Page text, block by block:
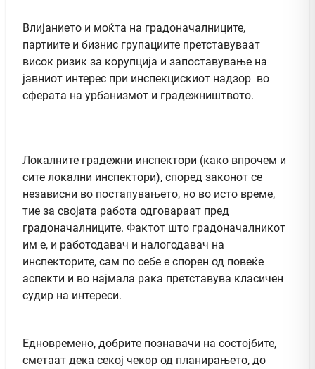
Влијанието и моќта на градоначалниците,
партиите и бизнис групациите претставуваат
висок ризик за корупција и запоставување на
јавниот интерес при инспекцискиот надзор во
сферата на урбанизмот и градежништвото.
Локалните градежни инспектори (како впрочем и
сите локални инспектори), според законот се
независни во постапувањето, но во исто време,
тие за својата работа одговараат пред
градоначалниците. Фактот што градоначалникот
им е, и работодавач и налогодавач на
инспекторите, сам по себе е спорен од повеќе
аспекти и во најмала рака претставува класичен
судир на интереси.
Едновремено, добрите познавачи на состојбите,
сметаат дека секој чекор од планирањето, до